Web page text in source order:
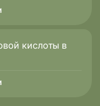
кислоты в